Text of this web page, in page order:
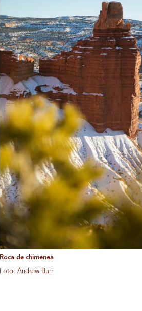
Roca de chimenea
Foto: Andrew Burr